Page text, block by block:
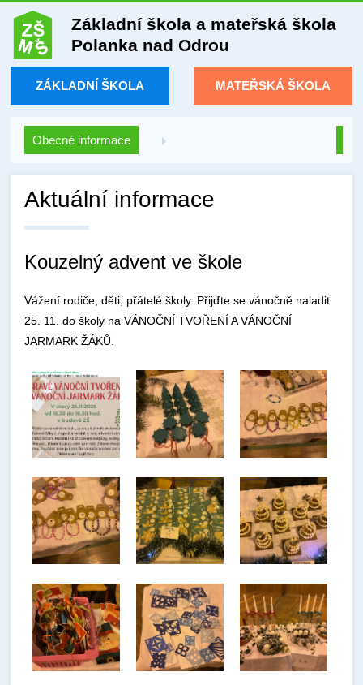
Základní škola a mateřská škola
Polanka nad Odrou
ZÁKLADNÍ ŠKOLA MATEŘSKÁ ŠKOLA
Obecné informace
Aktuální informace
Kouzelný advent ve škole
Vážení rodiče, děti, přátelé školy. Přijďte se vánočně naladit
25. 11. do školy na VÁNOČNÍ TVOŘENÍ A VÁNOČNÍ
JARMARK ŽÁKŮ.